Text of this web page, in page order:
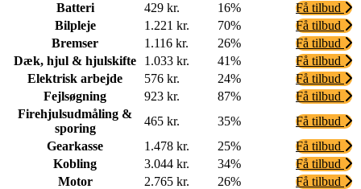
Batteri
429 kr. 16%
Få tilbud
Bilpleje
1.221 kr. 70%
Få tilbud
Bremser
1.116 kr. 26%
Få tilbud
Dæk, hjul & hjulskifte
1.033 kr. 41%
Få tilbud
Elektrisk arbejde
576 kr. 24%
Få tilbud
Fejlsøgning
923 kr. 87%
Få tilbud
Firehjulsudmåling &
sporing
465 kr. 35%
Få tilbud
Gearkasse
1.478 kr. 25%
Få tilbud
Kobling
3.044 kr. 34%
Få tilbud
Motor
2.765 kr. 26%
Få tilbud